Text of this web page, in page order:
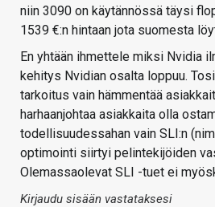
niin 3090 on käytännössä täysi
1539 €:n hintaan jota suomesta
En yhtään ihmettele miksi Nvidia
kehitys Nvidian osalta loppuu.
tarkoitus vain hämmentää
harhaanjohtaa asiakkaita olla
todellisuudessahan vain SLI:n
optimointi siirtyi pelintekijöiden
Olemassaolevat SLI -tuet ei
Kirjaudu sisään vastataksesi